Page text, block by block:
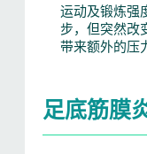
运动及锻炼强
步，但突然改
带来额外的压
足底筋膜